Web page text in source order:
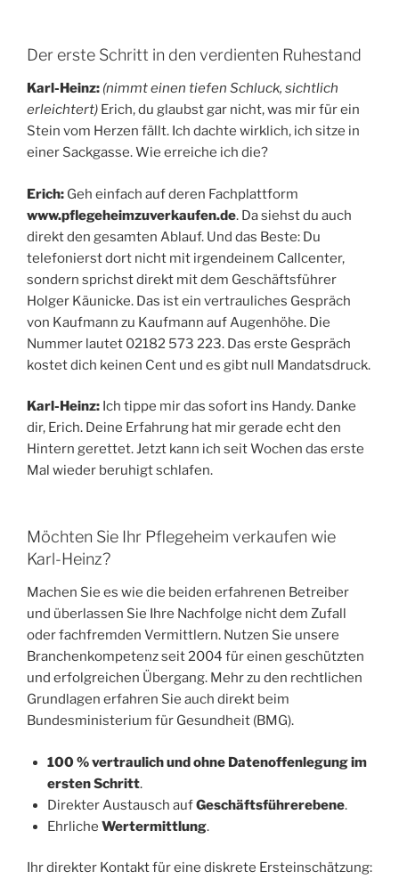
Der erste Schritt in den verdienten Ruhestand
Karl-Heinz: (nimmt einen tiefen Schluck, sichtlich
erleichtert) Erich, du glaubst gar nicht, was mir für ein
Stein vom Herzen fällt. Ich dachte wirklich, ich sitze in
einer Sackgasse. Wie erreiche ich die?
Erich: Geh einfach auf deren Fachplattform
www.pflegeheimzuverkaufen.de. Da siehst du auch
direkt den gesamten Ablauf. Und das Beste: Du
telefonierst dort nicht mit irgendeinem Callcenter,
sondern sprichst direkt mit dem Geschäftsführer
Holger Käunicke. Das ist ein vertrauliches Gespräch
von Kaufmann zu Kaufmann auf Augenhöhe. Die
Nummer lautet 02182 573 223. Das erste Gespräch
kostet dich keinen Cent und es gibt null Mandatsdruck.
Karl-Heinz: Ich tippe mir das sofort ins Handy. Danke
dir, Erich. Deine Erfahrung hat mir gerade echt den
Hintern gerettet. Jetzt kann ich seit Wochen das erste
Mal wieder beruhigt schlafen.
Möchten Sie Ihr Pflegeheim verkaufen wie
Karl-Heinz?
Machen Sie es wie die beiden erfahrenen Betreiber
und überlassen Sie Ihre Nachfolge nicht dem Zufall
oder fachfremden Vermittlern. Nutzen Sie unsere
Branchenkompetenz seit 2004 für einen geschützten
und erfolgreichen Übergang. Mehr zu den rechtlichen
Grundlagen erfahren Sie auch direkt beim
Bundesministerium für Gesundheit (BMG).
100 % vertraulich und ohne Datenoffenlegung im
ersten Schritt.
Direkter Austausch aufGeschäftsführerebene.
Ehrliche Wertermittlung.
Ihr direkter Kontakt für eine diskrete Ersteinschätzung: